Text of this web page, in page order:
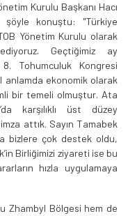
Kurulu Başkanı Hacı
şöyle konuştu: "Türkiye
Yönetim Kurulu olarak
Geçtiğimiz ay
8. Tohumculuk Kongresi
ekonomik olarak
bir temeli olmuştur. Ata
karşılıklı üst düzey
attık. Sayın Tamabek
bizlere çok destek oldu,
Birliğimizi ziyareti ise bu
hızla uygulamaya
Zhambyl Bölgesi hem de